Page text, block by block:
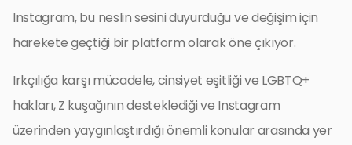
Instagram, bu neslin sesini duyurduğu ve değişim için
harekete geçtiği bir platform olarak öne çıkıyor.
Irkçılığa karşı mücadele, cinsiyet eşitliği ve LGBTQ+
hakları, Z kuşağının desteklediği ve Instagram
üzerinden yaygınlaştırdığı önemli konular arasında yer